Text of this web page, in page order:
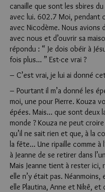
canaille que sont les sbires
avec lui. 602.7 Moi, pendant
avec Nicodème. Nous avions
avec nous et d’ouvrir sa
répondu : “ Je dois obéir à
fois plus… ” Est-ce vrai ?
– C’est vrai, je lui ai donné
– Pourtant il m’a donné les
moi, une pour Pierre. Kouza
épées. Mais… que sont deux
monde ? Kouza ne peut
qu’il ne sait rien et que, à la
la fête… Une ripaille comme à
à Jeanne de se retirer dans
Mais Jeanne tient à rester ici,
elle n’y était pas. Néanmoins,
elle Plautina, Anne et Nikê, et